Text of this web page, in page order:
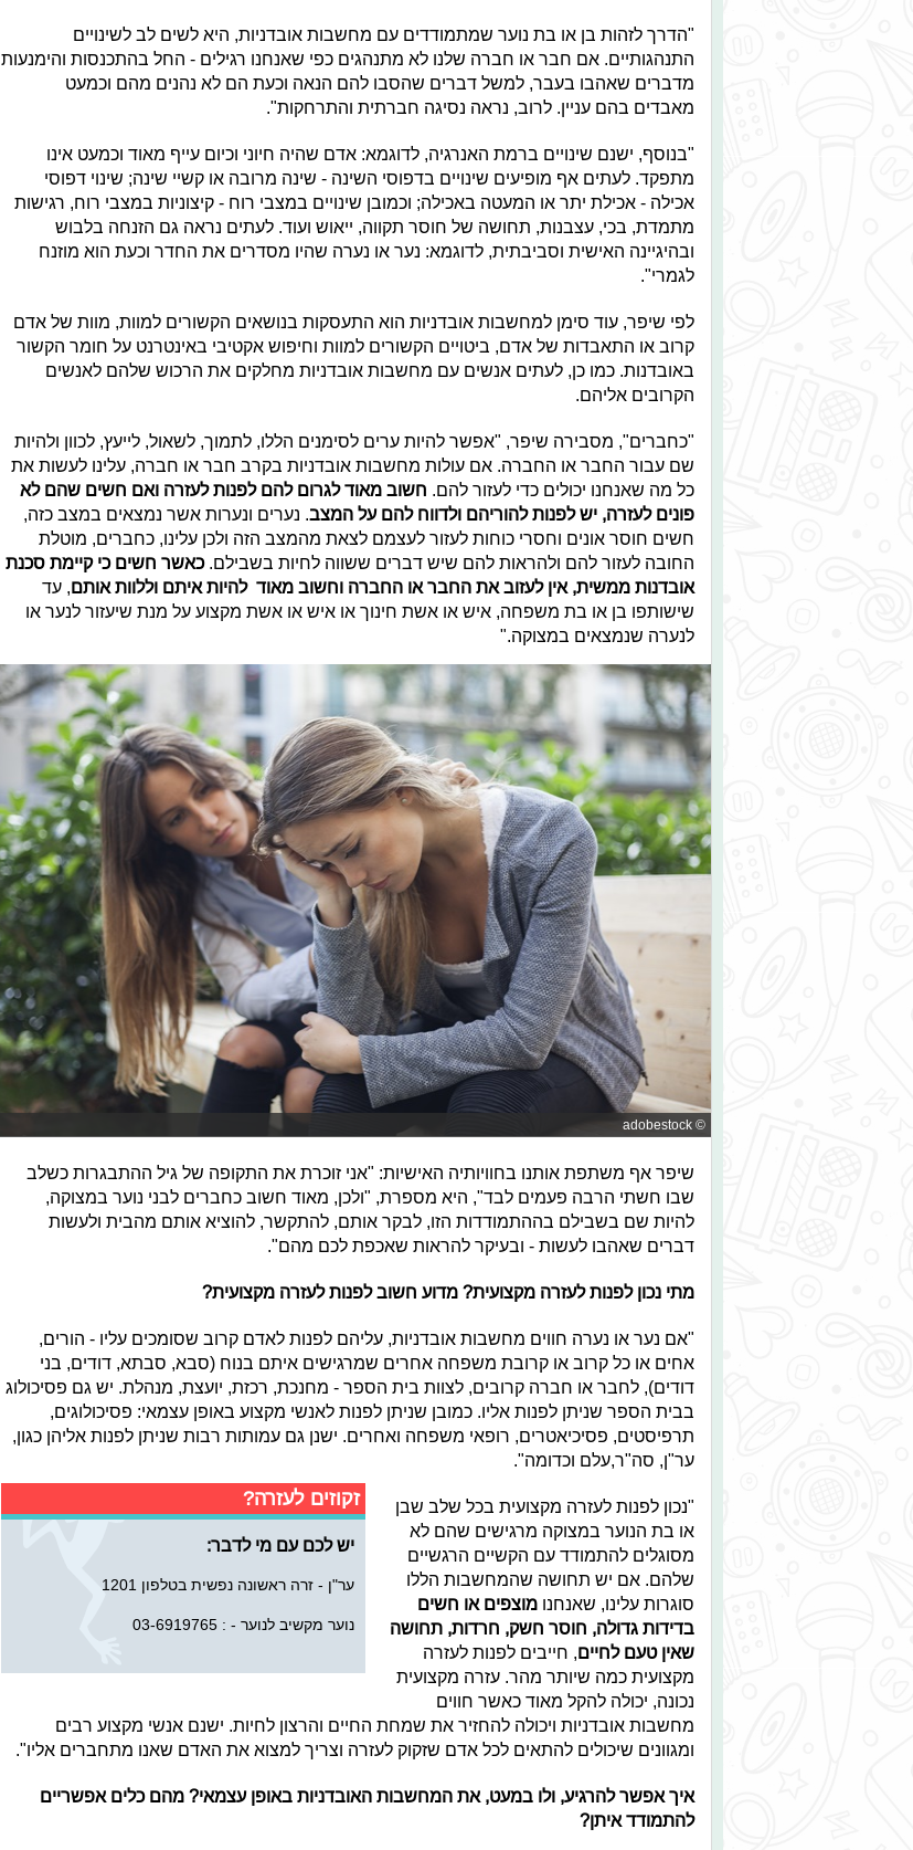
"הדרך לזהות בן או בת נוער שמתמודדים עם מחשבות אובדניות, היא לשים לב לשינויים
התנהגותיים. אם חבר או חברה שלנו לא מתנהגים כפי שאנחנו רגילים - החל בהתכנסות והימנעות
מדברים שאהבו בעבר, למשל דברים שהסבו להם הנאה וכעת הם לא נהנים מהם וכמעט
מאבדים בהם עניין. לרוב, נראה נסיגה חברתית והתרחקות".
"בנוסף, ישנם שינויים ברמת האנרגיה, לדוגמא: אדם שהיה חיוני וכיום עייף מאוד וכמעט אינו
מתפקד. לעתים אף מופיעים שינויים בדפוסי השינה - שינה מרובה או קשיי שינה; שינוי דפוסי
אכילה - אכילת יתר או המעטה באכילה; וכמובן שינויים במצבי רוח - קיצוניות במצבי רוח, רגישות
מתמדת, בכי, עצבנות, תחושה של חוסר תקווה, ייאוש ועוד. לעתים נראה גם הזנחה בלבוש
ובהיגיינה האישית וסביבתית, לדוגמא: נער או נערה שהיו מסדרים את החדר וכעת הוא מוזנח
לגמרי".
לפי שיפר, עוד סימן למחשבות אובדניות הוא התעסקות בנושאים הקשורים למוות, מוות של אדם
קרוב או התאבדות של אדם, ביטויים הקשורים למוות וחיפוש אקטיבי באינטרנט על חומר הקשור
באובדנות. כמו כן, לעתים אנשים עם מחשבות אובדניות מחלקים את הרכוש שלהם לאנשים
הקרובים אליהם.
"כחברים", מסבירה שיפר, "אפשר להיות ערים לסימנים הללו, לתמוך, לשאול, לייעץ, לכוון ולהיות
שם עבור החבר או החברה. אם עולות מחשבות אובדניות בקרב חבר או חברה, עלינו לעשות את
כל מה שאנחנו יכולים כדי לעזור להם. חשוב מאוד לגרום להם לפנות לעזרה ואם חשים שהם לא
פונים לעזרה, יש לפנות להוריהם ולדווח להם על המצב. נערים ונערות אשר נמצאים במצב כזה,
חשים חוסר אונים וחסרי כוחות לעזור לעצמם לצאת מהמצב הזה ולכן עלינו, כחברים, מוטלת
החובה לעזור להם ולהראות להם שיש דברים ששווה לחיות בשבילם.כאשר חשים כי קיימת סכנת
אובדנות ממשית, אין לעזוב את החבר או החברה וחשוב מאוד להיות איתם וללוות אותם, עד
שישותפו בן או בת משפחה, איש או אשת חינוך או איש או אשת מקצוע על מנת שיעזור לנער או
לנערה שנמצאים במצוקה."
© adobestock
שיפר אף משתפת אותנו בחוויותיה האישיות: "אני זוכרת את התקופה של גיל ההתבגרות כשלב
שבו חשתי הרבה פעמים לבד", היא מספרת, "ולכן, מאוד חשוב כחברים לבני נוער במצוקה,
להיות שם בשבילם בההתמודדות הזו, לבקר אותם, להתקשר, להוציא אותם מהבית ולעשות
דברים שאהבו לעשות - ובעיקר להראות שאכפת לכם מהם".
מתי נכון לפנות לעזרה מקצועית? מדוע חשוב לפנות לעזרה מקצועית?
"אם נער או נערה חווים מחשבות אובדניות, עליהם לפנות לאדם קרוב שסומכים עליו - הורים,
אחים או כל קרוב או קרובת משפחה אחרים שמרגישים איתם בנוח (סבא, סבתא, דודים, בני
דודים), לחבר או חברה קרובים, לצוות בית הספר - מחנכת, רכזת, יועצת, מנהלת. יש גם פסיכולוג
בבית הספר שניתן לפנות אליו. כמובן שניתן לפנות לאנשי מקצוע באופן עצמאי: פסיכולוגים,
תרפיסטים, פסיכיאטרים, רופאי משפחה ואחרים. ישנן גם עמותות רבות שניתן לפנות אליהן כגון,
ער"ן, סה"ר,עלם וכדומה".
זקוזים לעזרה?
יש לכם עם מי לדבר:
ער"ן - זרה ראשונה נפשית בטלפון 1201
נוער מקשיב לנוער - : 03-6919765
"נכון לפנות לעזרה מקצועית בכל שלב שבן
או בת הנוער במצוקה מרגישים שהם לא
מסוגלים להתמודד עם הקשיים הרגשיים
שלהם. אם יש תחושה שהמחשבות הללו
סוגרות עלינו, שאנחנו מוצפים או חשים
בדידות גדולה, חוסר חשק, חרדות, תחושה
שאין טעם לחיים, חייבים לפנות לעזרה
מקצועית כמה שיותר מהר. עזרה מקצועית
נכונה, יכולה להקל מאוד כאשר חווים
מחשבות אובדניות ויכולה להחזיר את שמחת החיים והרצון לחיות. ישנם אנשי מקצוע רבים
ומגוונים שיכולים להתאים לכל אדם שזקוק לעזרה וצריך למצוא את האדם שאנו מתחברים אליו".
איך אפשר להרגיע, ולו במעט, את המחשבות האובדניות באופן עצמאי? מהם כלים אפשריים
להתמודד איתן?